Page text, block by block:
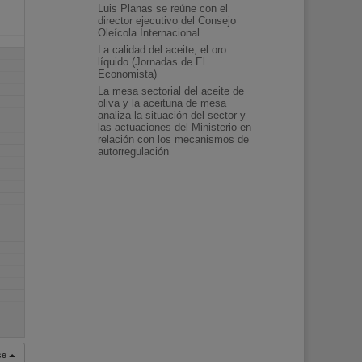
Luis Planas se reúne con el
director ejecutivo del Consejo
Oleícola Internacional
La calidad del aceite, el oro
líquido (Jornadas de El
Economista)
La mesa sectorial del aceite de
oliva y la aceituna de mesa
analiza la situación del sector y
las actuaciones del Ministerio en
relación con los mecanismos de
autorregulación